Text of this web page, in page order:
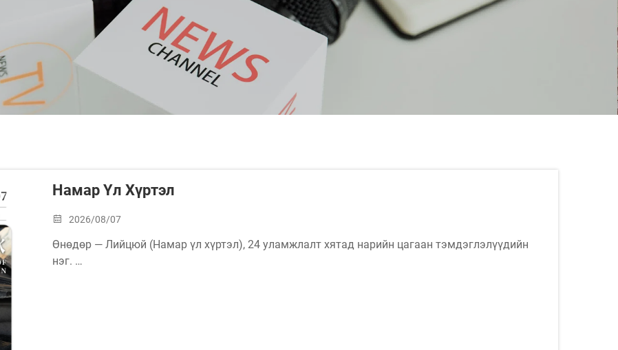
Намар Үл Хүртэл
2026/08/07
Өнөдөр — Лийцюй (Намар үл хүртэл), 24 уламжлалт хятад нарийн цагаан тэмдэглэлүүдийн
нэг.